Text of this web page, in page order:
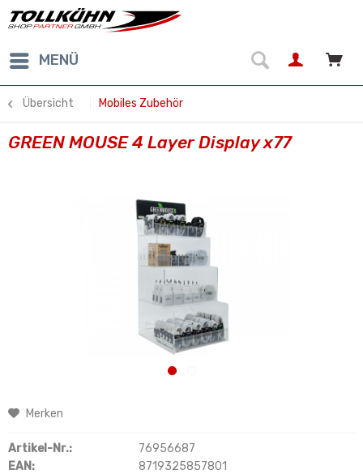
MENÜ
Übersicht Mobiles Zubehör
GREEN MOUSE 4 Layer Display x77
Merken
Artikel-Nr.:
76956687
EAN:
8719325857801